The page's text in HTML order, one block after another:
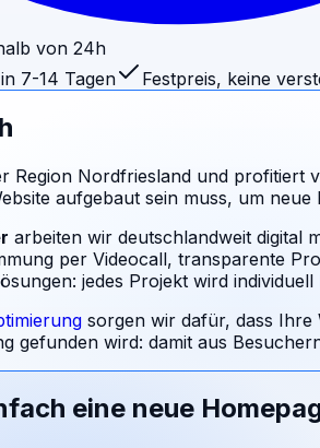
von 24h
7-14 Tagen Festpreis, keine
Region Nordfriesland und profitiert
aufgebaut sein muss, um neue
arbeiten wir deutschlandweit digital
per Videocall, transparente
jedes Projekt wird individuell
sorgen wir dafür, dass Ihre
gefunden wird: damit aus
eine neue